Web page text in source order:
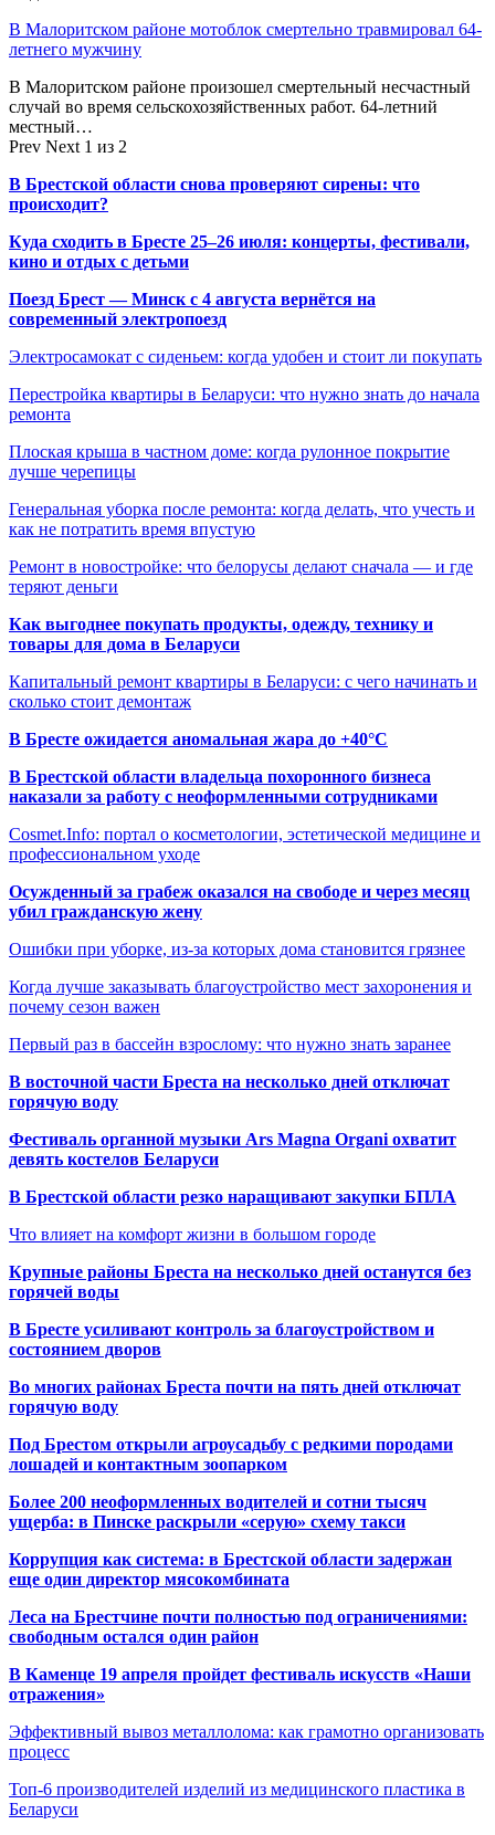
В Малоритском районе мотоблок смертельно травмировал 64-
летнего мужчину
В Малоритском районе произошел смертельный несчастный
случай во время сельскохозяйственных работ. 64-летний
местный…
Prev Next 1 из 2
В Брестской области снова проверяют сирены: что
происходит?
Куда сходить в Бресте 25–26 июля: концерты, фестивали,
кино и отдых с детьми
Поезд Брест — Минск с 4 августа вернётся на
современный электропоезд
Электросамокат с сиденьем: когда удобен и стоит ли покупать
Перестройка квартиры в Беларуси: что нужно знать до начала
ремонта
Плоская крыша в частном доме: когда рулонное покрытие
лучше черепицы
Генеральная уборка после ремонта: когда делать, что учесть и
как не потратить время впустую
Ремонт в новостройке: что белорусы делают сначала — и где
теряют деньги
Как выгоднее покупать продукты, одежду, технику и
товары для дома в Беларуси
Капитальный ремонт квартиры в Беларуси: с чего начинать и
сколько стоит демонтаж
В Бресте ожидается аномальная жара до +40°C
В Брестской области владельца похоронного бизнеса
наказали за работу с неоформленными сотрудниками
Cosmet.Info: портал о косметологии, эстетической медицине и
профессиональном уходе
Осужденный за грабеж оказался на свободе и через месяц
убил гражданскую жену
Ошибки при уборке, из-за которых дома становится грязнее
Когда лучше заказывать благоустройство мест захоронения и
почему сезон важен
Первый раз в бассейн взрослому: что нужно знать заранее
В восточной части Бреста на несколько дней отключат
горячую воду
Фестиваль органной музыки Ars Magna Organi охватит
девять костелов Беларуси
В Брестской области резко наращивают закупки БПЛА
Что влияет на комфорт жизни в большом городе
Крупные районы Бреста на несколько дней останутся без
горячей воды
В Бресте усиливают контроль за благоустройством и
состоянием дворов
Во многих районах Бреста почти на пять дней отключат
горячую воду
Под Брестом открыли агроусадьбу с редкими породами
лошадей и контактным зоопарком
Более 200 неоформленных водителей и сотни тысяч
ущерба: в Пинске раскрыли «серую» схему такси
Коррупция как система: в Брестской области задержан
еще один директор мясокомбината
Леса на Брестчине почти полностью под ограничениями:
свободным остался один район
В Каменце 19 апреля пройдет фестиваль искусств «Наши
отражения»
Эффективный вывоз металлолома: как грамотно организовать
процесс
Топ-6 производителей изделий из медицинского пластика в
Беларуси